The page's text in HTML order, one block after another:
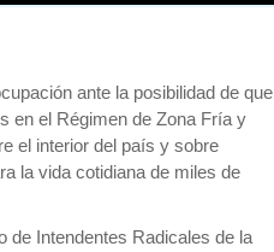
ante la posibilidad de que
en el Régimen de Zona Fría y
el interior del país y sobre
la vida cotidiana de miles de
de Intendentes Radicales de la